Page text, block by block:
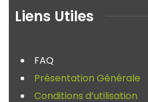
Liens Utiles
FAQ
Présentation Générale
Conditions d’utilisation